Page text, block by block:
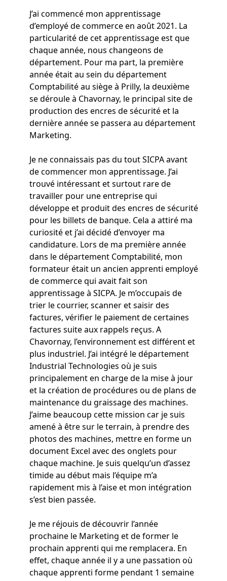
J’ai commencé mon apprentissage
d’employé de commerce en août 2021. La
particularité de cet apprentissage est que
chaque année, nous changeons de
département. Pour ma part, la première
année était au sein du département
Comptabilité au siège à Prilly, la deuxième
se déroule à Chavornay, le principal site de
production des encres de sécurité et la
dernière année se passera au département
Marketing.
Je ne connaissais pas du tout SICPA avant
de commencer mon apprentissage. J’ai
trouvé intéressant et surtout rare de
travailler pour une entreprise qui
développe et produit des encres de sécurité
pour les billets de banque. Cela a attiré ma
curiosité et j’ai décidé d’envoyer ma
candidature. Lors de ma première année
dans le département Comptabilité, mon
formateur était un ancien apprenti employé
de commerce qui avait fait son
apprentissage à SICPA. Je m’occupais de
trier le courrier, scanner et saisir des
factures, vérifier le paiement de certaines
factures suite aux rappels reçus. A
Chavornay, l’environnement est différent et
plus industriel. J’ai intégré le département
Industrial Technologies où je suis
principalement en charge de la mise à jour
et la création de procédures ou de plans de
maintenance du graissage des machines.
J’aime beaucoup cette mission car je suis
amené à être sur le terrain, à prendre des
photos des machines, mettre en forme un
document Excel avec des onglets pour
chaque machine. Je suis quelqu’un d’assez
timide au début mais l’équipe m’a
rapidement mis à l’aise et mon intégration
s’est bien passée.
Je me réjouis de découvrir l’année
prochaine le Marketing et de former le
prochain apprenti qui me remplacera. En
effet, chaque année il y a une passation où
chaque apprenti forme pendant 1 semaine